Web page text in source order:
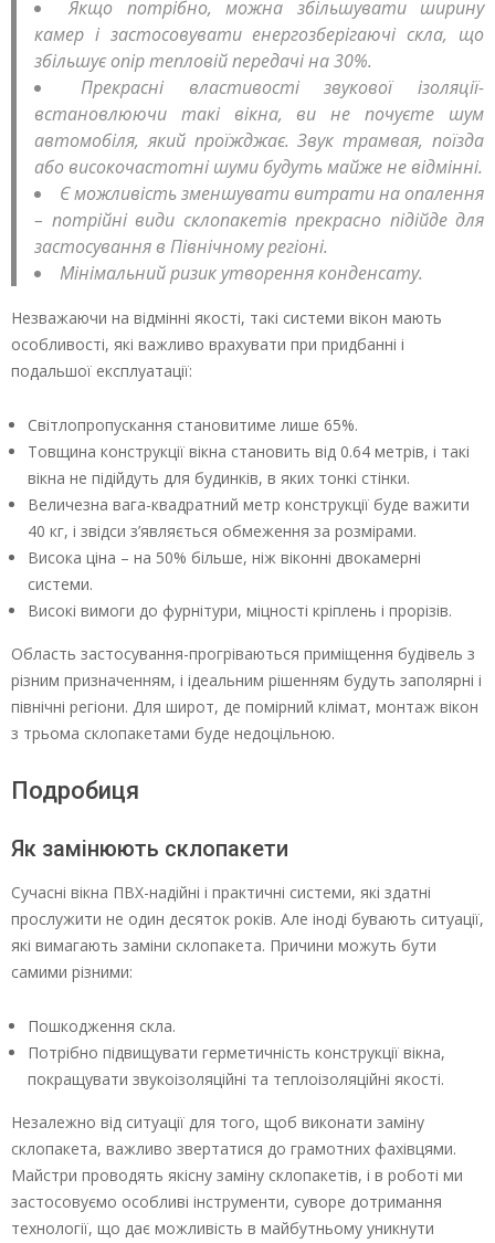
Якщо потрібно, можна збільшувати ширину
камер і застосовувати енергозберігаючі скла, що
збільшує опір тепловій передачі на 30%.
Прекрасні властивості звукової ізоляції-
встановлюючи такі вікна, ви не почуєте шум
автомобіля, який проїжджає. Звук трамвая, поїзда
або високочастотні шуми будуть майже не відмінні.
Є можливість зменшувати витрати на опалення
– потрійні види склопакетів прекрасно підійде для
застосування в Північному регіоні.
Мінімальний ризик утворення конденсату.
Незважаючи на відмінні якості, такі системи вікон мають
особливості, які важливо врахувати при придбанні і
подальшої експлуатації:
Світлопропускання становитиме лише 65%.
Товщина конструкції вікна становить від 0.64 метрів, і такі
вікна не підійдуть для будинків, в яких тонкі стінки.
Величезна вага-квадратний метр конструкції буде важити
40 кг, і звідси з’являється обмеження за розмірами.
Висока ціна – на 50% більше, ніж віконні двокамерні
системи.
Високі вимоги до фурнітури, міцності кріплень і прорізів.
Область застосування-прогріваються приміщення будівель з
різним призначенням, і ідеальним рішенням будуть заполярні і
північні регіони. Для широт, де помірний клімат, монтаж вікон
з трьома склопакетами буде недоцільною.
Подробиця
Як замінюють склопакети
Сучасні вікна ПВХ-надійні і практичні системи, які здатні
прослужити не один десяток років. Але іноді бувають ситуації,
які вимагають заміни склопакета. Причини можуть бути
самими різними:
Пошкодження скла.
Потрібно підвищувати герметичність конструкції вікна,
покращувати звукоізоляційні та теплоізоляційні якості.
Незалежно від ситуації для того, щоб виконати заміну
склопакета, важливо звертатися до грамотних фахівцями.
Майстри проводять якісну заміну склопакетів, і в роботі ми
застосовуємо особливі інструменти, суворе дотримання
технології, що дає можливість в майбутньому уникнути